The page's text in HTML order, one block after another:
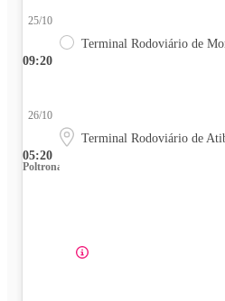
09:20
25/10
Terminal Rodoviário de
05:20
26/10
Terminal Rodoviário de
Poltrona